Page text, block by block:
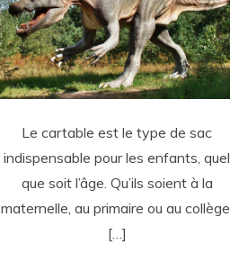
lequel
choisir
pour
son
?
Le cartable est le type de sac
indispensable pour les enfants, quel
que soit l’âge. Qu’ils soient à la
maternelle, au primaire ou au collège,
[…]